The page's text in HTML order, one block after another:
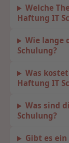
Welche
Haftung IT
Wie lange
Schulung?
Was
Haftung IT
Was sind
Schulung?
Gibt es